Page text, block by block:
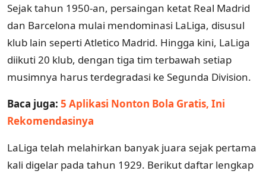
Sejak tahun 1950-an, persaingan ketat Real Madrid
dan Barcelona mulai mendominasi LaLiga, disusul
klub lain seperti Atletico Madrid. Hingga kini, LaLiga
diikuti 20 klub, dengan tiga tim terbawah setiap
musimnya harus terdegradasi ke Segunda Division.
Baca juga: 5 Aplikasi Nonton Bola Gratis, Ini
Rekomendasinya
LaLiga telah melahirkan banyak juara sejak pertama
kali digelar pada tahun 1929. Berikut daftar lengkap